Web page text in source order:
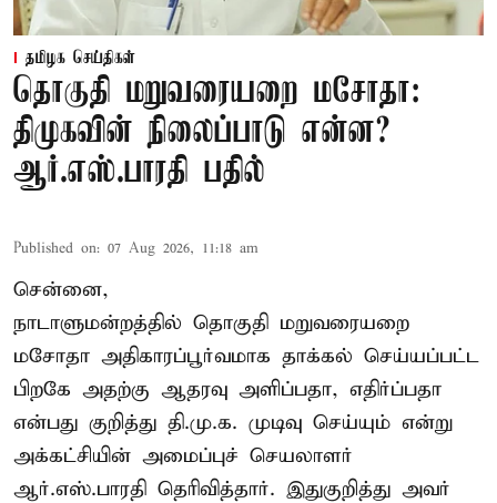
தமிழக செய்திகள்
தொகுதி மறுவரையறை மசோதா:
திமுகவின் நிலைப்பாடு என்ன?
ஆர்.எஸ்.பாரதி பதில்
Published on: 07 Aug 2026, 11:18 am
சென்னை,
நாடாளுமன்றத்தில் தொகுதி மறுவரையறை
மசோதா அதிகாரப்பூர்வமாக தாக்கல் செய்யப்பட்ட
பிறகே அதற்கு ஆதரவு அளிப்பதா, எதிர்ப்பதா
என்பது குறித்து தி.மு.க. முடிவு செய்யும் என்று
அக்கட்சியின் அமைப்புச் செயலாளர்
ஆர்.எஸ்.பாரதி தெரிவித்தார். இதுகுறித்து அவர்